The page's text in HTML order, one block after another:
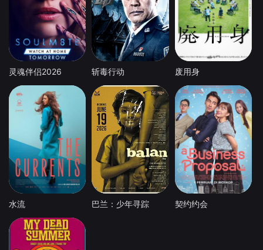
灵魂伴侣2026 斩毒行动 废用身
水流 巴兰：少年寻踪 契约约会